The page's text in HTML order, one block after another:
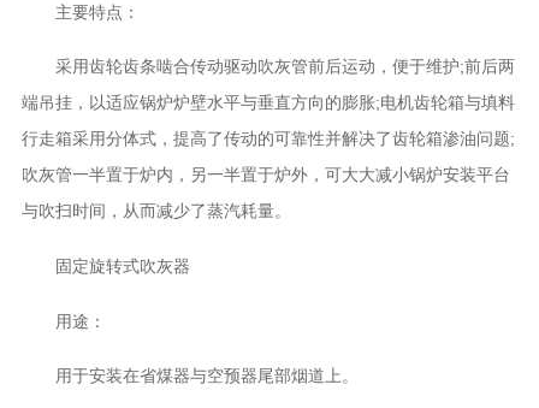
主要特点：
采用齿轮齿条啮合传动驱动吹灰管前后运动，便于维护;前后两
端吊挂，以适应锅炉炉壁水平与垂直方向的膨胀;电机齿轮箱与填料
行走箱采用分体式，提高了传动的可靠性并解决了齿轮箱渗油问题;
吹灰管一半置于炉内，另一半置于炉外，可大大减小锅炉安装平台
与吹扫时间，从而减少了蒸汽耗量。
固定旋转式吹灰器
用途：
用于安装在省煤器与空预器尾部烟道上。